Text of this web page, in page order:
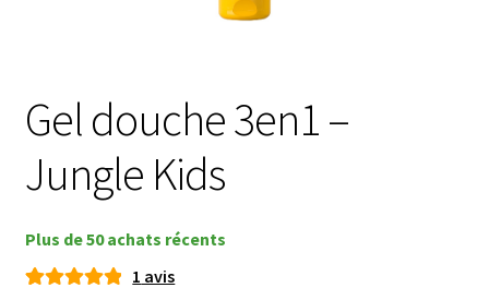
Blog
Shop LR Officiel
FAQ
Gel douche 3en1 –
Jungle Kids
Plus de 50 achats récents
1 avis